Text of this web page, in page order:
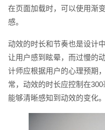
在页面加载时，可以使用渐
感。
动效的时长和节奏也是设计
让用户感到眩晕，而过慢的
计师应根据用户的心理预期
常，动效的时长应控制在
能够清晰感知到动效的变化。
您的预算